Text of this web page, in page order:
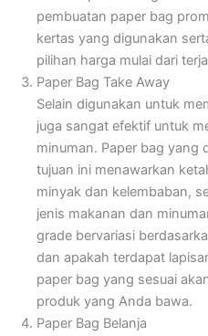
pembuatan paper bag
kertas yang digunakan
pilihan harga mulai dari
Paper Bag Take Away
Selain digunakan untuk
juga sangat efektif untuk
minuman. Paper bag yang
tujuan ini menawarkan
minyak dan kelembaban,
jenis makanan dan
grade bervariasi
dan apakah terdapat
paper bag yang sesuai
produk yang Anda bawa.
Paper Bag Belanja